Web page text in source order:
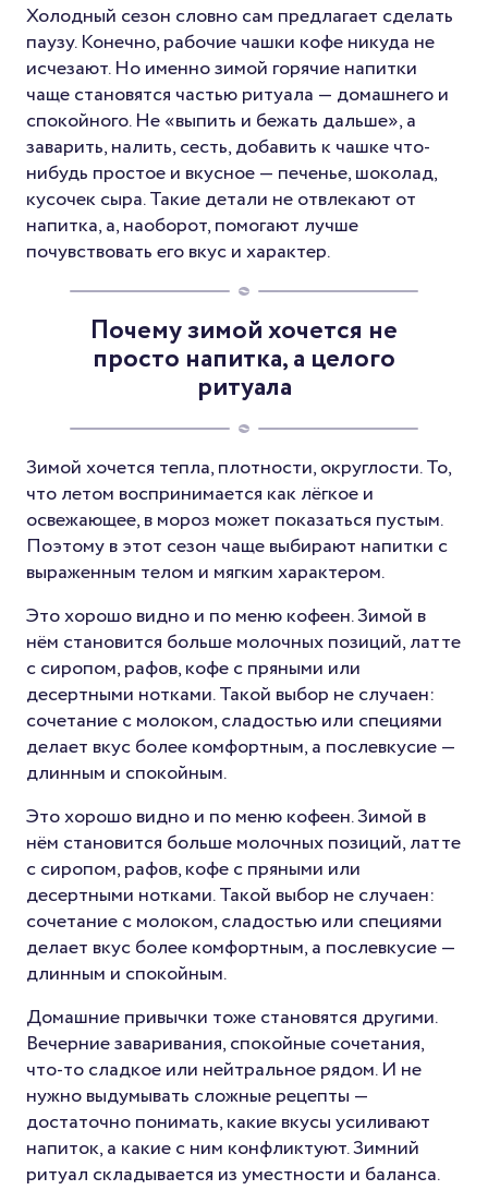
Холодный сезон словно сам предлагает сделать
паузу. Конечно, рабочие чашки кофе никуда не
исчезают. Но именно зимой горячие напитки
чаще становятся частью ритуала — домашнего и
спокойного. Не «выпить и бежать дальше», а
заварить, налить, сесть, добавить к чашке что-
нибудь простое и вкусное — печенье, шоколад,
кусочек сыра. Такие детали не отвлекают от
напитка, а, наоборот, помогают лучше
почувствовать его вкус и характер.
Почему зимой хочется не
просто напитка, а целого
ритуала
Зимой хочется тепла, плотности, округлости. То,
что летом воспринимается как лёгкое и
освежающее, в мороз может показаться пустым.
Поэтому в этот сезон чаще выбирают напитки с
выраженным телом и мягким характером.
Это хорошо видно и по меню кофеен. Зимой в
нём становится больше молочных позиций, латте
с сиропом, рафов, кофе с пряными или
десертными нотками. Такой выбор не случаен:
сочетание с молоком, сладостью или специями
делает вкус более комфортным, а послевкусие —
длинным и спокойным.
Это хорошо видно и по меню кофеен. Зимой в
нём становится больше молочных позиций, латте
с сиропом, рафов, кофе с пряными или
десертными нотками. Такой выбор не случаен:
сочетание с молоком, сладостью или специями
делает вкус более комфортным, а послевкусие —
длинным и спокойным.
Домашние привычки тоже становятся другими.
Вечерние заваривания, спокойные сочетания,
что-то сладкое или нейтральное рядом. И не
нужно выдумывать сложные рецепты —
достаточно понимать, какие вкусы усиливают
напиток, а какие с ним конфликтуют. Зимний
ритуал складывается из уместности и баланса.